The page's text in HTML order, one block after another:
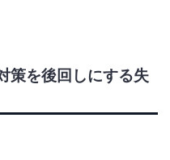
策を後回しにする失